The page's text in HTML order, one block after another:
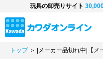
玩具の卸売りサイト
トップ＞ |メーカー品切れ中|【メ